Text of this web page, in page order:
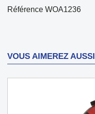
Référence WOA1236
VOUS AIMEREZ AUSSI